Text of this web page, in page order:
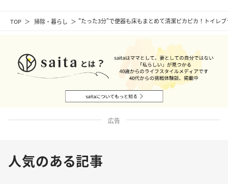
TOP 掃除・暮らし "たった3分"で便器も床もまとめて清潔ピカピカ！トイレ
広告
人気のある記事